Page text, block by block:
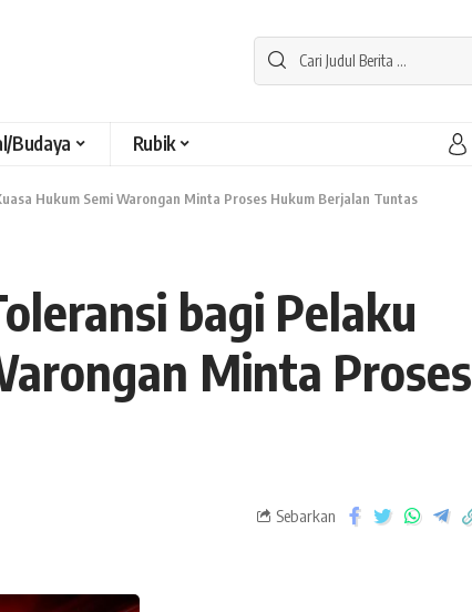
Budaya Rubik
Hukum Semi Warongan Minta Proses Hukum Berjalan Tuntas
bagi Pelaku
Minta Proses
Sebarkan